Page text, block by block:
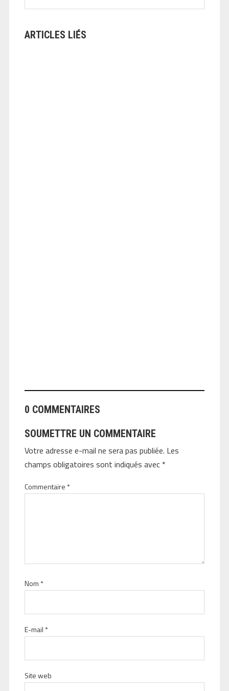
ARTICLES LIÉS
0 COMMENTAIRES
SOUMETTRE UN COMMENTAIRE
Votre adresse e-mail ne sera pas publiée. Les
champs obligatoires sont indiqués avec *
Commentaire *
Nom *
E-mail *
Site web